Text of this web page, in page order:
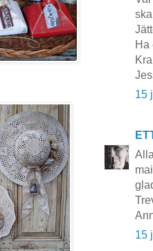
Ha
15
15